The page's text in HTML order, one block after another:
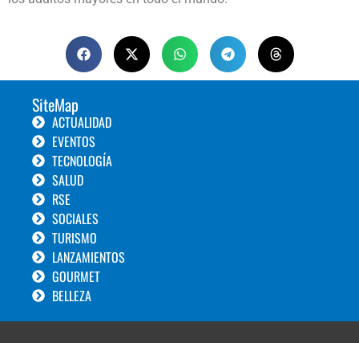
SiteMap
ACTUALIDAD
EVENTOS
TECNOLOGÍA
SALUD
RSE
SOCIALES
TURISMO
LANZAMIENTOS
GOURMET
BELLEZA